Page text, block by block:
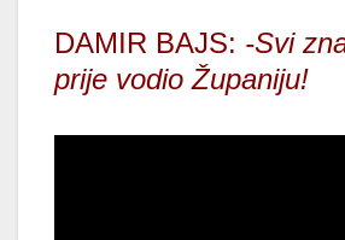
DAMIR BAJS: -Svi
prije vodio Županiju!